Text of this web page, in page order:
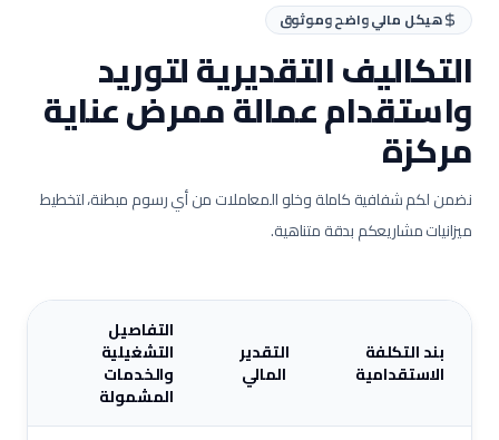
هيكل مالي واضح وموثوق
التكاليف التقديرية لتوريد
واستقدام عمالةممرض عناية
مركزة
نضمن لكم شفافية كاملة وخلو المعاملات من أي رسوم مبطنة، لتخطيط
ميزانيات مشاريعكم بدقة متناهية.
بند التكلفة
الاستقدامية
التقدير
المالي
التفاصيل
التشغيلية
والخدمات
المشمولة